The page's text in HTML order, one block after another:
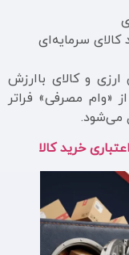
کالای سرمایه‌ای
ارزی و کالای باارزش
«وام مصرفی» فراتر
می‌شود.
خرید کالا